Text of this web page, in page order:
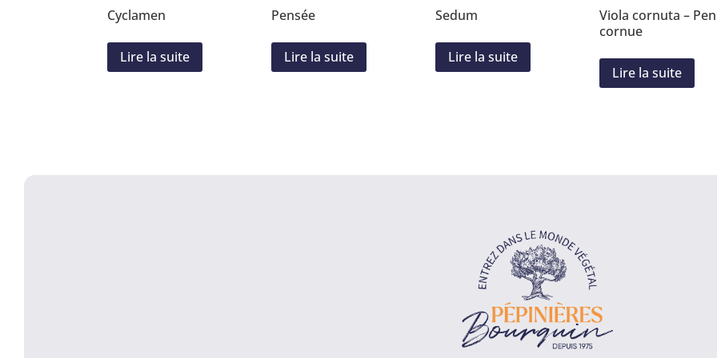
Cyclamen
Lire la suite
Pensée
Lire la suite
Sedum
Lire la suite
Viola cornuta –
cornue
Lire la suite